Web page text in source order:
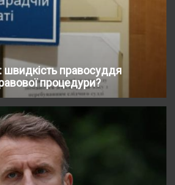
швидкість правосуддя
процедури?